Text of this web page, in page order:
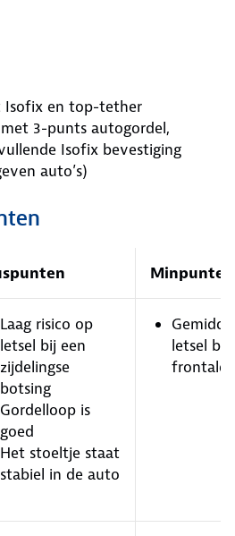
Isofix en top-tether
3-punts autogordel,
Isofix bevestiging
auto’s)
Minpunten
Laag risico op
letsel bij een
zijdelingse
botsing
Gordelloop is
goed
Het stoeltje staat
stabiel in de auto
letsel bij
frontale